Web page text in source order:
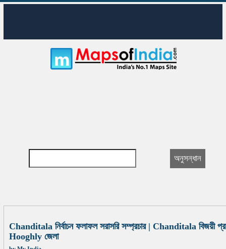
Chanditala নির্বাচন ফলাফল সরাসরি সম্প্রচার | Chanditala বিজয়ী
Hooghly জেলা